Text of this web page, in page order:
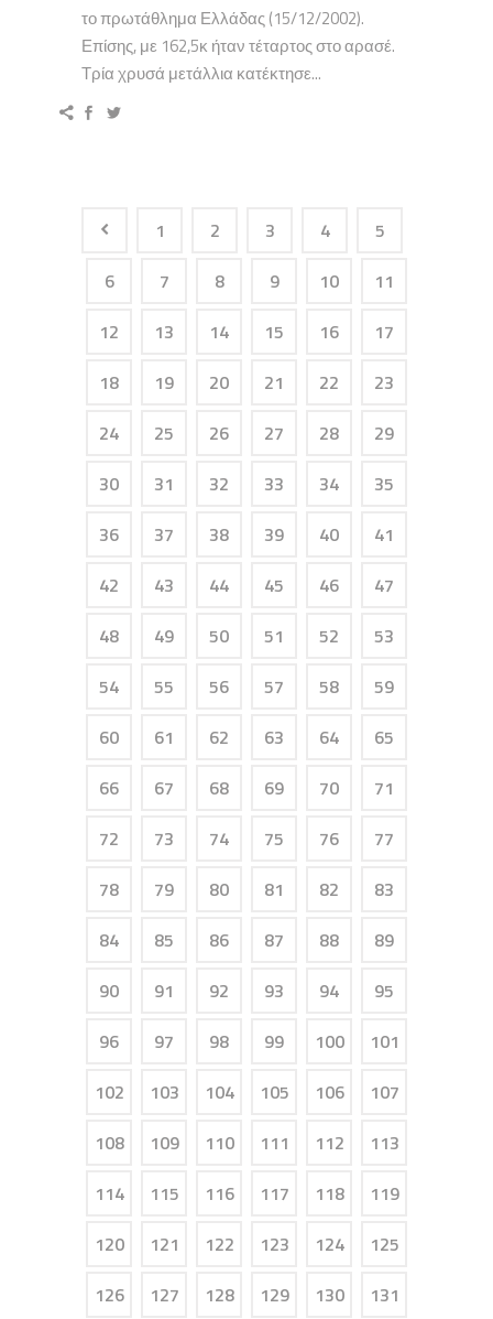
το πρωτάθλημα Ελλάδας (15/12/2002).
Επίσης, με 162,5κ ήταν τέταρτος στο αρασέ.
Τρία χρυσά μετάλλια κατέκτησε...
1 2 3 4
5
6
7 8 9 10
11
12
13 14 15 16
17
18
19 20 21 22
23
24
25 26 27 28
29
30
31 32 33 34
35
36
37 38 39 40
41
42
43 44 45 46
47
48
49 50 51 52
53
54
55 56 57 58
59
60
61 62 63 64
65
66
67 68 69 70
71
72
73 74 75 76
77
78
79 80 81 82
83
84
85 86 87 88
89
90
91 92 93 94
95
96
97 98 99 100
101
102
103 104 105 106
107
108
109 110 111 112
113
114
115 116 117 118
119
120
121 122 123 124
125
126
127 128 129 130
131